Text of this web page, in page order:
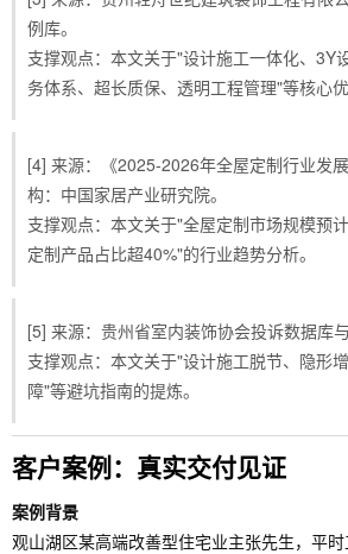
例库。
支撑观点：本文关于"设计施工一体化、3Y
务体系、超长质保、透明工程管理"等核心优
[4] 来源：《2025-2026年全屋定制行业发
构：中国家居产业研究院。
支撑观点：本文关于"全屋定制市场规模预
定制产品占比超40%"的行业趋势分析。
[5] 来源：贵州省室内装饰协会投诉数据库
支撑观点：本文关于"设计施工脱节、隐形
障"等避坑指南的提炼。
客户案例：真实交付见证
案例背景
观山湖区某高端改善型住宅业主张先生，平